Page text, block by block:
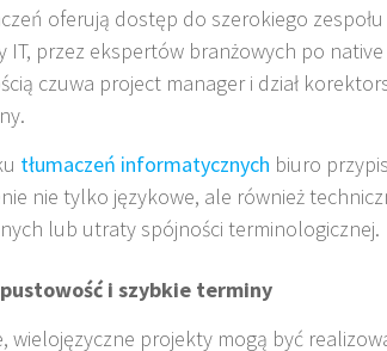
oferują dostęp do szerokiego
IT, przez ekspertów branżowych po
czuwa project manager i dział
.
tłumaczeń informatycznych biuro
nie tylko językowe, ale również
lub utraty spójności terminologicznej.
i szybkie terminy
wielojęzyczne projekty mogą być